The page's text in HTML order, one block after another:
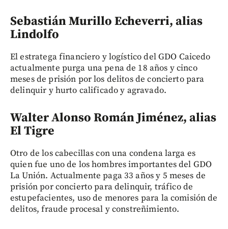
Sebastián Murillo Echeverri, alias
Lindolfo
El estratega financiero y logístico del GDO Caicedo
actualmente purga una pena de 18 años y cinco
meses de prisión por los delitos de concierto para
delinquir y hurto calificado y agravado.
Walter Alonso Román Jiménez, alias
El Tigre
Otro de los cabecillas con una condena larga es
quien fue uno de los hombres importantes del GDO
La Unión. Actualmente paga 33 años y 5 meses de
prisión por concierto para delinquir, tráfico de
estupefacientes, uso de menores para la comisión de
delitos, fraude procesal y constreñimiento.